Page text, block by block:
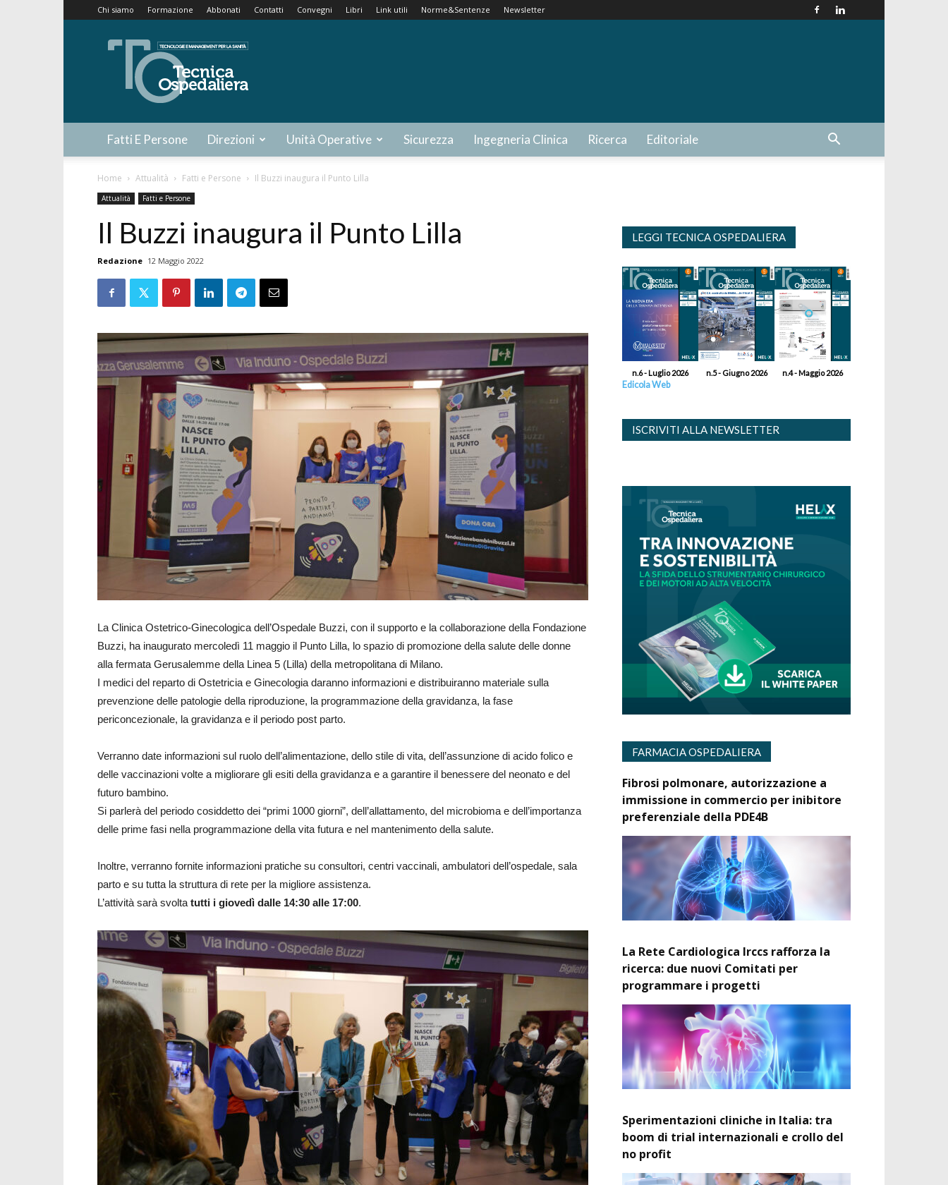
Chi siamo Formazione Abbonati Contatti Convegni Libri Link utili Norme&Sentenze Newsletter
Tecnica
Ospedaliera
Fatti E Persone Direzioni Unità Operative Sicurezza Ingegneria Clinica Ricerca Editoriale
Home Attualità Fatti e Persone Il Buzzi inaugura il Punto Lilla
Attualità Fatti e Persone
Il Buzzi inaugura il Punto Lilla
Redazione 12 Maggio 2022
La Clinica Ostetrico-Ginecologica dell’Ospedale Buzzi, con il supporto e la collaborazione della Fondazione
Buzzi, ha inaugurato mercoledì 11 maggio il Punto Lilla, lo spazio di promozione della salute delle donne
alla fermata Gerusalemme della Linea 5 (Lilla) della metropolitana di Milano.
I medici del reparto di Ostetricia e Ginecologia daranno informazioni e distribuiranno materiale sulla
prevenzione delle patologie della riproduzione, la programmazione della gravidanza, la fase
periconcezionale, la gravidanza e il periodo post parto.
Verranno date informazioni sul ruolo dell’alimentazione, dello stile di vita, dell’assunzione di acido folico e
delle vaccinazioni volte a migliorare gli esiti della gravidanza e a garantire il benessere del neonato e del
futuro bambino.
Si parlerà del periodo cosiddetto dei “primi 1000 giorni”, dell’allattamento, del microbioma e dell’importanza
delle prime fasi nella programmazione della vita futura e nel mantenimento della salute.
Inoltre, verranno fornite informazioni pratiche su consultori, centri vaccinali, ambulatori dell’ospedale, sala
parto e su tutta la struttura di rete per la migliore assistenza.
L’attività sarà svolta tutti i giovedì dalle 14:30 alle 17:00.
LEGGI TECNICA OSPEDALIERA
n.6 - Luglio 2026 n.5 - Giugno 2026 n.4 - Maggio 2026
Edicola Web
ISCRIVITI ALLA NEWSLETTER
FARMACIA OSPEDALIERA
Fibrosi polmonare, autorizzazione a
immissione in commercio per inibitore
preferenziale della PDE4B
La Rete Cardiologica Irccs rafforza la
ricerca: due nuovi Comitati per
programmare i progetti
Sperimentazioni cliniche in Italia: tra
boom di trial internazionali e crollo del
no profit